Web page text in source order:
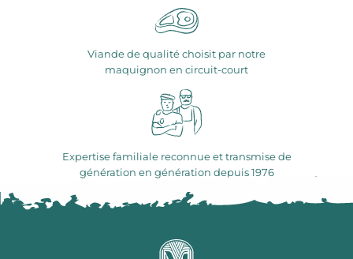
Viande de qualité choisit par notre
maquignon en circuit-court
Expertise familiale reconnue et transmise de
génération en génération depuis 1976